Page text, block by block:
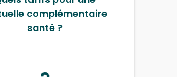
complémentaire
santé ?